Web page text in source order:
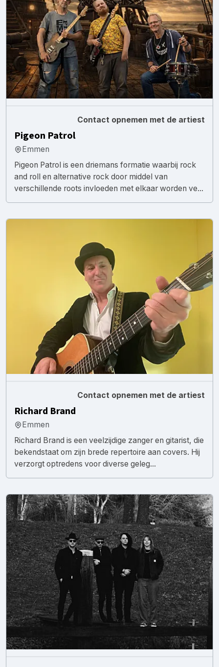
Contact opnemen met de artiest
Pigeon Patrol
Emmen
Pigeon Patrol is een driemans formatie waarbij rock
and roll en alternative rock door middel van
verschillende roots invloeden met elkaar worden ve...
Contact opnemen met de artiest
Richard Brand
Emmen
Richard Brand is een veelzijdige zanger en gitarist, die
bekendstaat om zijn brede repertoire aan covers. Hij
verzorgt optredens voor diverse geleg...